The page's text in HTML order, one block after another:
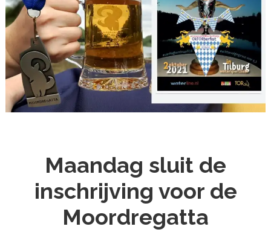
Maandag sluit de
inschrijving voor de
Moordregatta